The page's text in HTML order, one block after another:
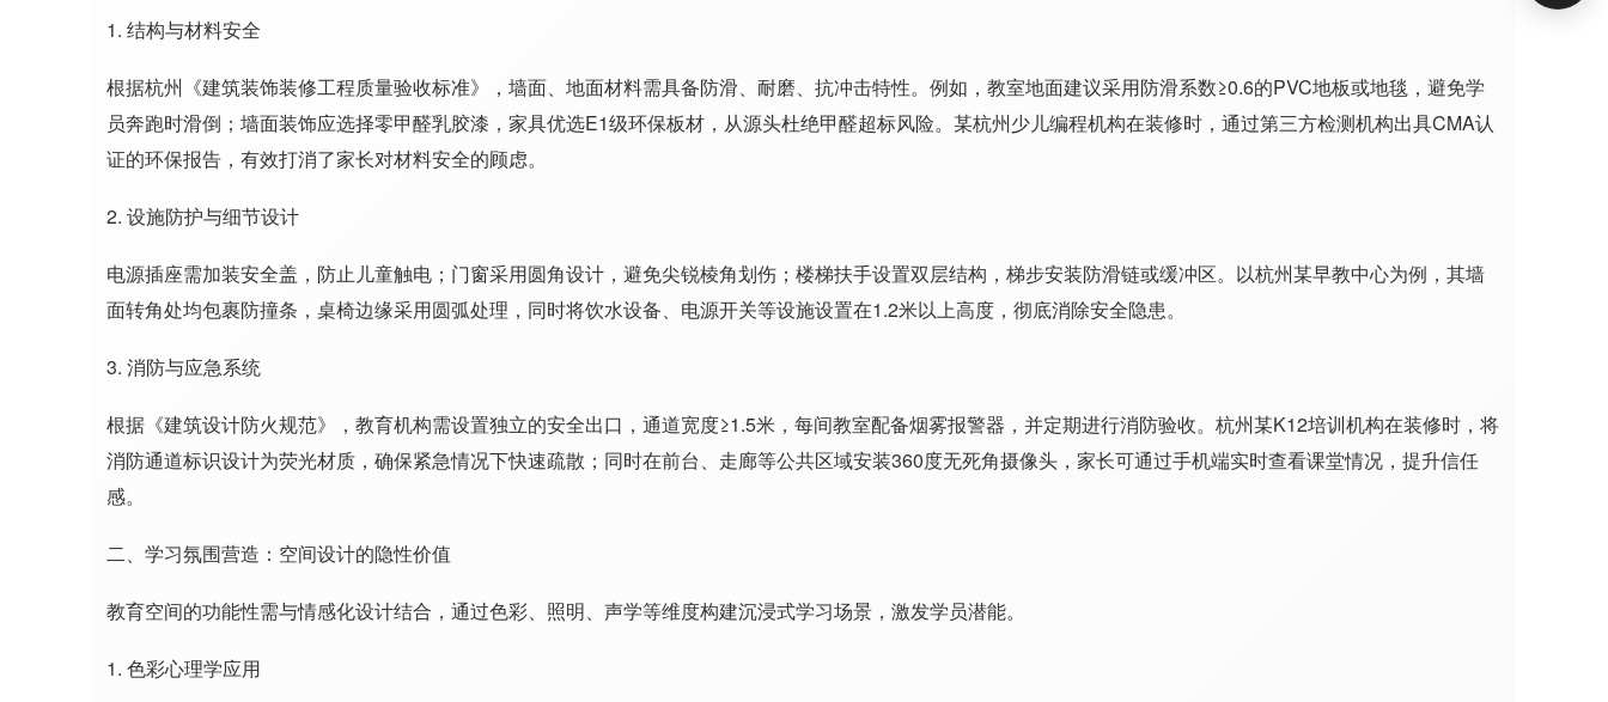
1. 结构与材料安全
根据杭州《建筑装饰装修工程质量验收标准》，墙面、地面材料需具备防滑、耐磨、抗冲击特性。例如，教室地面建议采用防滑系数≥0.6的PVC地板或地毯，避免学
员奔跑时滑倒；墙面装饰应选择零甲醛乳胶漆，家具优选E1级环保板材，从源头杜绝甲醛超标风险。某杭州少儿编程机构在装修时，通过第三方检测机构出具CMA认
证的环保报告，有效打消了家长对材料安全的顾虑。
2. 设施防护与细节设计
电源插座需加装安全盖，防止儿童触电；门窗采用圆角设计，避免尖锐棱角划伤；楼梯扶手设置双层结构，梯步安装防滑链或缓冲区。以杭州某早教中心为例，其墙
面转角处均包裹防撞条，桌椅边缘采用圆弧处理，同时将饮水设备、电源开关等设施设置在1.2米以上高度，彻底消除安全隐患。
3. 消防与应急系统
根据《建筑设计防火规范》，教育机构需设置独立的安全出口，通道宽度≥1.5米，每间教室配备烟雾报警器，并定期进行消防验收。杭州某K12培训机构在装修时，将
消防通道标识设计为荧光材质，确保紧急情况下快速疏散；同时在前台、走廊等公共区域安装360度无死角摄像头，家长可通过手机端实时查看课堂情况，提升信任
感。
二、学习氛围营造：空间设计的隐性价值
教育空间的功能性需与情感化设计结合，通过色彩、照明、声学等维度构建沉浸式学习场景，激发学员潜能。
1. 色彩心理学应用